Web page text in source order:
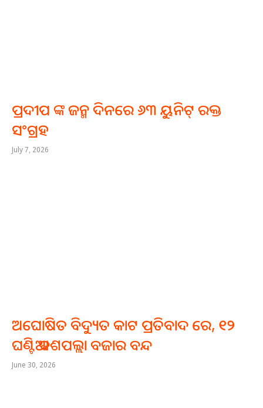
ପ୍ରଦୀପ ଙ୍କ ଜନ୍ମ ଦିନରେ ୬୩ ୟୁନିଟ୍ ରକ୍ତ
ସଂଗ୍ରହ
July 7, 2026
ଅଘୋଷିତ ବିଦ୍ୟୁତ କାଟ ପ୍ରତିବାଦ ରେ, ୧୨
ଘଣ୍ଟିଆ ଦଶପଲ୍ଲା ବଜାର ବନ୍ଦ
June 30, 2026